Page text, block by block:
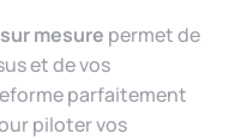
mesure permet de
et de vos
parfaitement
piloter vos